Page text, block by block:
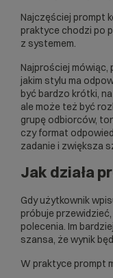
Najczęściej prompt
praktyce chodzi po
z systemem.
Najprościej mówiąc,
jakim stylu ma
być bardzo krótki, na
ale może też być
grupę odbiorców,
czy format
zadanie i zwiększa
Jak działa
Gdy użytkownik
próbuje
polecenia. Im
szansa, że wynik
W praktyce prompt